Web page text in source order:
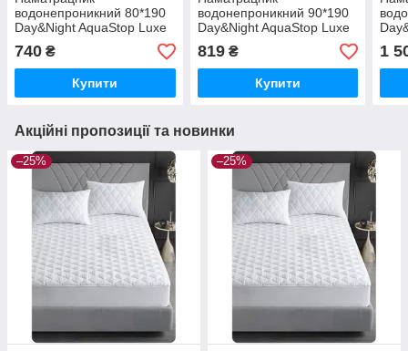
водонепроникний 80*190
Day&Night AquaStop Luxe
740 ₴
Купити
водонепроникний 90*190
Day&Night AquaStop Luxe
819₴
Купити
1
Акційні пропозиції та новинки
–25% –25%